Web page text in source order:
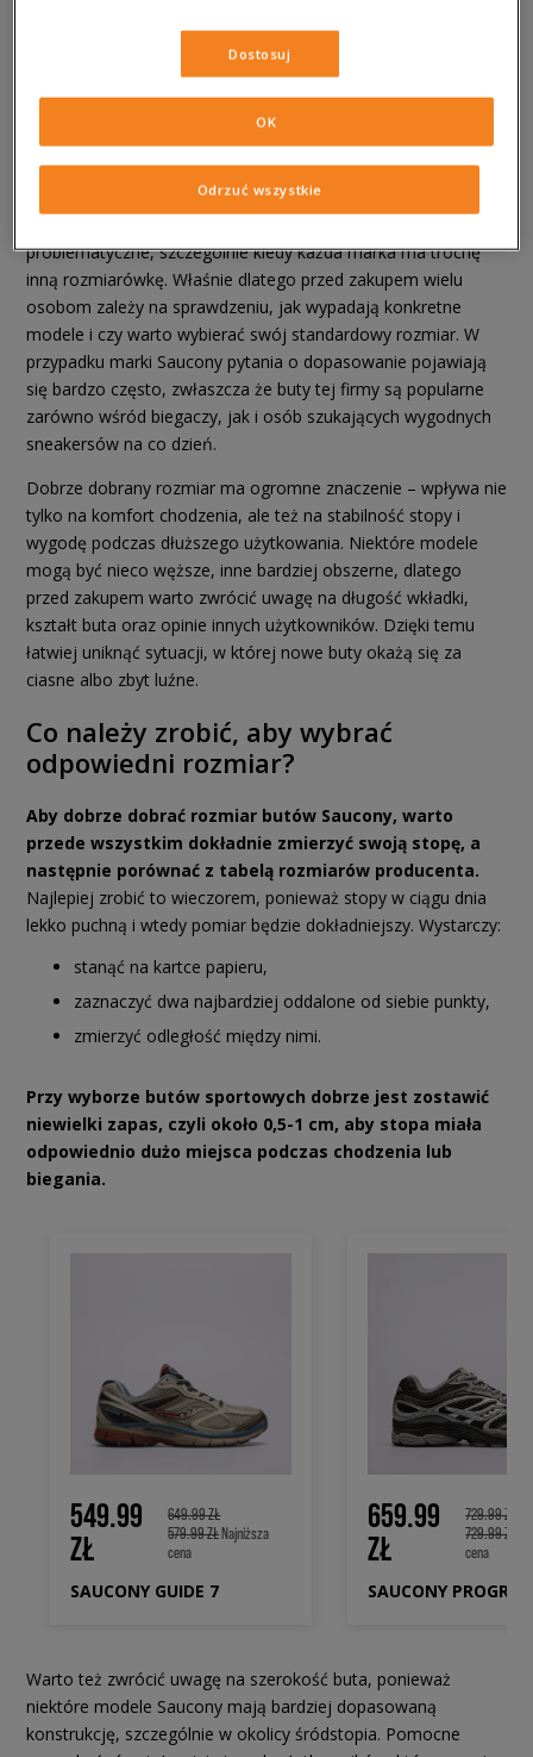
Komfort ponad wszystko
problematyczne, szczególnie kiedy każda marka ma trochę
inną rozmiarówkę. Właśnie dlatego przed zakupem wielu
osobom zależy na sprawdzeniu, jak wypadają konkretne
modele i czy warto wybierać swój standardowy rozmiar. W
przypadku marki Saucony pytania o dopasowanie pojawiają
się bardzo często, zwłaszcza że buty tej firmy są popularne
zarówno wśród biegaczy, jak i osób szukających wygodnych
sneakersów na co dzień.
Dobrze dobrany rozmiar ma ogromne znaczenie – wpływa nie
tylko na komfort chodzenia, ale też na stabilność stopy i
wygodę podczas dłuższego użytkowania. Niektóre modele
mogą być nieco węższe, inne bardziej obszerne, dlatego
przed zakupem warto zwrócić uwagę na długość wkładki,
kształt buta oraz opinie innych użytkowników. Dzięki temu
łatwiej uniknąć sytuacji, w której nowe buty okażą się za
ciasne albo zbyt luźne.
Co należy zrobić, aby wybrać
odpowiedni rozmiar?
Aby dobrze dobrać rozmiar butów Saucony, warto
przede wszystkim dokładnie zmierzyć swoją stopę, a
następnie porównać z tabelą rozmiarów producenta.
Najlepiej zrobić to wieczorem, ponieważ stopy w ciągu dnia
lekko puchną i wtedy pomiar będzie dokładniejszy. Wystarczy:
stanąć na kartce papieru,
zaznaczyć dwa najbardziej oddalone od siebie punkty,
zmierzyć odległość między nimi.
Przy wyborze butów sportowych dobrze jest zostawić
niewielki zapas, czyli około 0,5-1 cm, aby stopa miała
odpowiednio dużo miejsca podczas chodzenia lub
biegania.
549.99
ZŁ
649.99 ZŁ
579.99 ZŁNajniższa
cena
SAUCONY GUIDE 7
659.99
ZŁ
729.99 ZŁ
729.99 ZŁ
cena
Warto też zwrócić uwagę na szerokość buta, ponieważ
niektóre modele Saucony mają bardziej dopasowaną
konstrukcję, szczególnie w okolicy śródstopia. Pomocne
Dostosuj
Odrzuć wszystkie
OK